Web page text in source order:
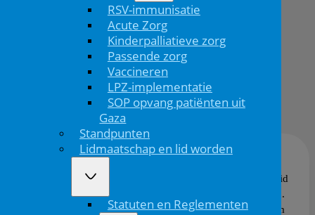
RSV-immunisatie
Acute Zorg
Kinderpalliatieve zorg
Passende zorg
Vaccineren
LPZ-implementatie
SOP opvang patiënten uit
Gaza
Standpunten
Lidmaatschap en lid worden
Statuten en Reglementen
Hein Brackel heeft afscheid genomen als bestuurslid
Opleidingen van de Federatie Medisch Specialisten.
Op donderdag 4 april was zijn afscheidssymposium